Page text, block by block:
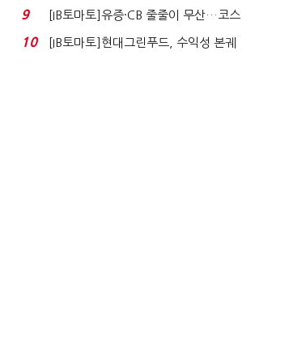
수혜 부상…세액공...
9
[IB토마토]유증·CB 줄줄이 무산…코스
닥 벌점 급증에 ...
10
[IB토마토]현대그린푸드, 수익성 본궤